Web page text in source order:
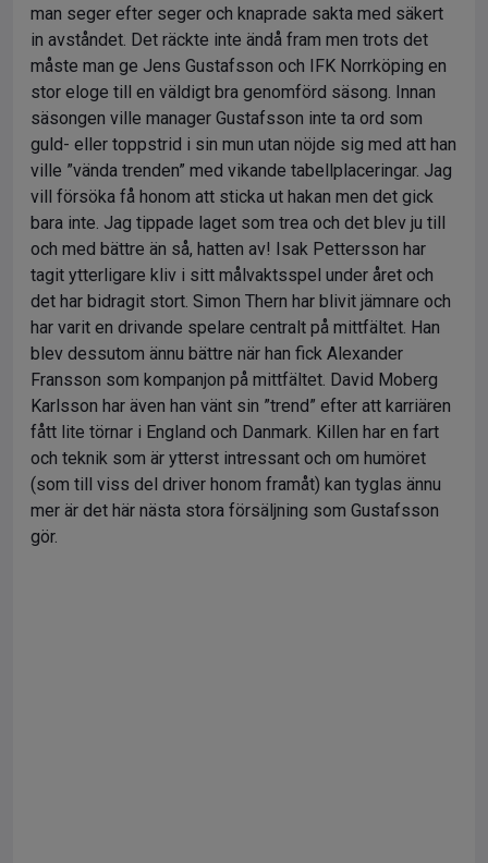
man seger efter seger och knaprade sakta med säkert
in avståndet. Det räckte inte ändå fram men trots det
måste man ge Jens Gustafsson och IFK Norrköping en
stor eloge till en väldigt bra genomförd säsong. Innan
säsongen ville manager Gustafsson inte ta ord som
guld- eller toppstrid i sin mun utan nöjde sig med att han
ville ”vända trenden” med vikande tabellplaceringar. Jag
vill försöka få honom att sticka ut hakan men det gick
bara inte. Jag tippade laget som trea och det blev ju till
och med bättre än så, hatten av! Isak Pettersson har
tagit ytterligare kliv i sitt målvaktsspel under året och
det har bidragit stort. Simon Thern har blivit jämnare och
har varit en drivande spelare centralt på mittfältet. Han
blev dessutom ännu bättre när han fick Alexander
Fransson som kompanjon på mittfältet. David Moberg
Karlsson har även han vänt sin ”trend” efter att karriären
fått lite törnar i England och Danmark. Killen har en fart
och teknik som är ytterst intressant och om humöret
(som till viss del driver honom framåt) kan tyglas ännu
mer är det här nästa stora försäljning som Gustafsson
gör.